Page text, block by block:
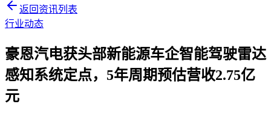
返回资讯列表
行业动态
豪恩汽电获头部新能源车企智能驾驶雷达
感知系统定点，5年周期预估营收2.75亿
元